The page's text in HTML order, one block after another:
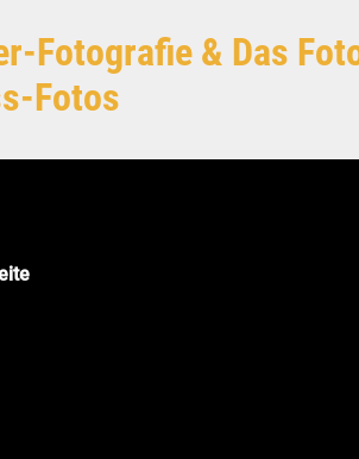
Fotografie & Das
Fotos